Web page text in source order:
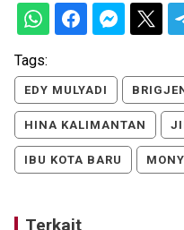
Tags:
EDY MULYADI
HINA KALIMANTAN
IBU KOTA BARU
Terkait